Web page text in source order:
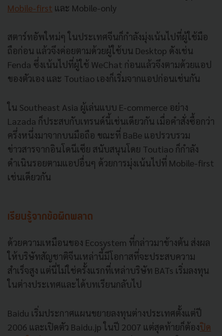
Mobile-first และ Mobile-only
สตาร์ทอัพใหม่ๆ ในประเทศจีนก็กำลังมุ่งเน้นไปที่ผู้ใช้มือ
ถือก่อน แล้วจึงค่อยตามด้วยผู้ใช้บน Desktop ดังเช่น
Fenda ซึ่งเน้นไปที่ผู้ใช้ WeChat ก่อนแล้วจึงตามด้วยแอป
ของตัวเอง และ Toutiao เองก็เริ่มจากแอปก่อนเช่นกัน
ใน Southeast Asia ผู้เล่นแบบ E-commerce อย่าง
Lazada ก็ประสบกับเทรนด์นี้เช่นเดียวกัน เมื่อคำสั่งซื้อกว่า
ครึ่งหนึ่งมาจากบนมือถือ ขณะที่ BaBe แอปรวบรวม
ข่าวสารจากอินโดนีเซีย สนับสนุนโดย Toutiao ก็กำลัง
ดำเนินรอยตามแอปอื่นๆ ด้วยการมุ่งเน้นไปที่ Mobile-first
เช่นเดียวกัน
เรียนรู้จากข้อผิดพลาด
ด้วยความเหมือนของ Ecosystem ที่กล่าวมาข้างต้น ส่งผล
ให้บริษัทสัญชาติจีนเหล่านี้มีโอกาสที่จะประสบความ
สำเร็จสูง แต่นี่ไม่ใช่ครั้งแรกที่เหล่าบริษัท BATs เริ่มลงทุน
ในต่างประเทศและได้บทเรียนกลับไป
Baidu เริ่มประกาศแผนขยายลงทุนต่างประเทศตั้งแต่ปี
2006 และเปิดตัว Baidu.jp ในปี 2007 แต่สุดท้ายก็ต้องปิด